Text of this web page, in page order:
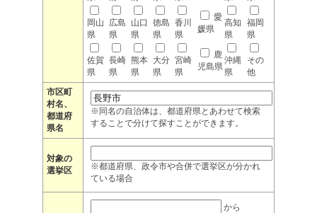
岡山
県
広島
県
山口
県
徳島
県
香川
県
愛
媛県
高知
県
福岡
県
佐賀
県
長崎
県
熊本
県
大分
県
宮崎
県
鹿
児島県
沖縄
県
その
他
市区町
村名、
都道府
県名
※同名の自治体は、都道府県とあわせて検索
することで分けて探すことができます。
対象の
選挙区
※都道府県、政令市や合併で選挙区が分かれ
ている場合
から